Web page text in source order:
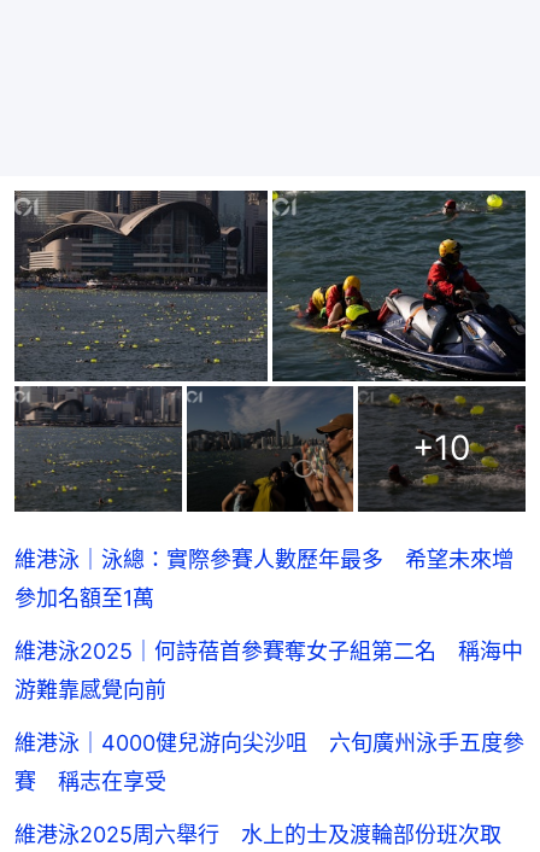
+10
維港泳｜泳總：實際參賽人數歷年最多 希望未來增
參加名額至1萬
維港泳2025｜何詩蓓首參賽奪女子組第二名 稱海中
游難靠感覺向前
維港泳｜4000健兒游向尖沙咀 六旬廣州泳手五度參
賽 稱志在享受
維港泳2025周六舉行 水上的士及渡輪部份班次取